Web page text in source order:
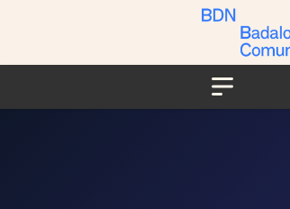
Menu